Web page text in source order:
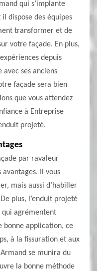
qui s’implante
dispose des équipes
transformer et de
votre façade. En plus,
depuis
avec ses anciens
façade sera bien
que vous attendez
à Entreprise
projeté.
par ravaleur
Il vous
mais aussi d’habiller
plus, l’enduit projeté
qui agrémentent
bonne application, ce
à la fissuration et aux
se munira du
la bonne méthode